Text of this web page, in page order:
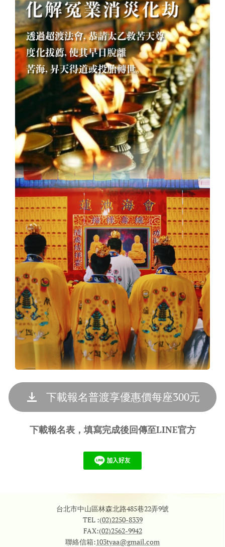
下載報名普渡享優惠價每座300元
下載報名表，填寫完成後回傳至LINE官方
台北市中山區林森北路485巷22弄9號
TEL :(02)2250-8339
FAX:(02)2562-9942
聯絡信箱:103tyaa@gmail.com